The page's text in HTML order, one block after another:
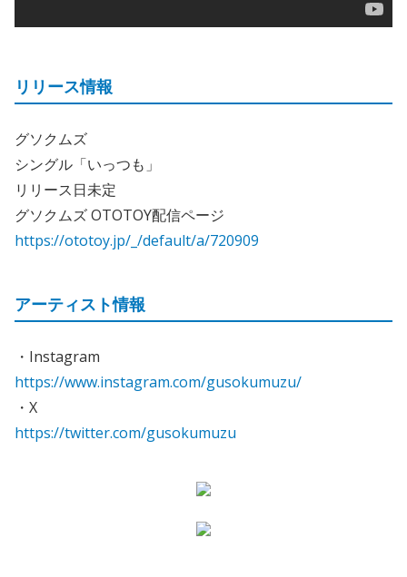
リリース情報
グソクムズ
シングル「いっつも」
リリース日未定
グソクムズ OTOTOY配信ページ
https://ototoy.jp/_/default/a/720909
アーティスト情報
・Instagram
https://www.instagram.com/gusokumuzu/
・X
https://twitter.com/gusokumuzu